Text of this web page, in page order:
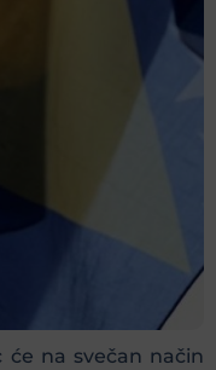
će na svečan način